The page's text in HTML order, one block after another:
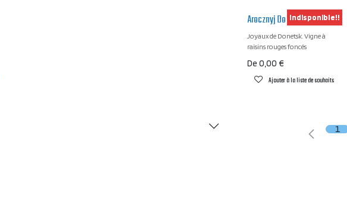
Arocznyj Donieckij
Joyaux de Donetsk. Vigne à
raisins rouges foncés
De 0,00 €
Ajouter à la liste de souhaits
Indisponible!!
1